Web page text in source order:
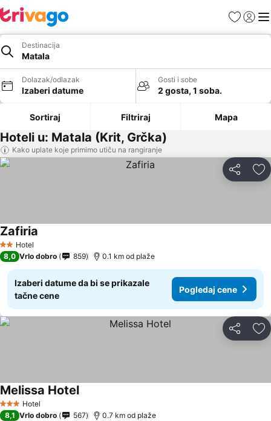
FavoritiPrijavi
Destinacija
Matala
Dolazak/odlazak
Izaberi datume
Gosti i sobe
2 gosta, 1 soba.
Sortiraj Filtriraj Mapa
Hoteli u: Matala (Krit, Grčka)
Kako uplate koje primimo utiču na rangiranje
Deli
2 Zvezdice
Hotel
Zafiria
8,0 Vrlo dobro 859 0.1 km od plaže
Izaberi datume da bi se prikazale
tačne cene
Pogledaj cene
Deli
3 Zvezdice
Hotel
Melissa Hotel
8,1 Vrlo dobro 567 0.7 km od plaže